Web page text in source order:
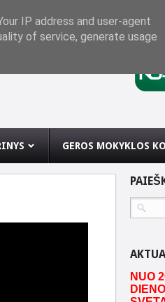
GEROS MOKYKLOS
NUO
IP address and user-agent
of service, generate usage